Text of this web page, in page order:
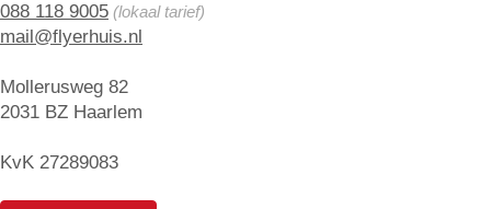
088 118 9005 (lokaal tarief)
mail@flyerhuis.nl
Mollerusweg 82
2031 BZ Haarlem
KvK 27289083